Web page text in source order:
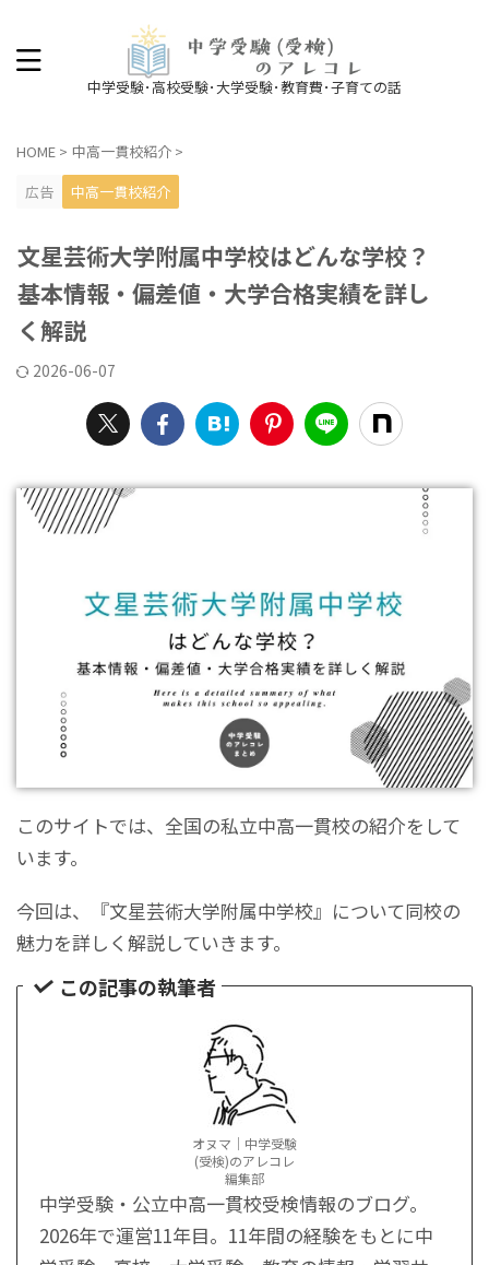
中学受験･高校受験･大学受験･教育費･子育ての話
HOME > 中高一貫校紹介 >
広告
中高一貫校紹介
文星芸術大学附属中学校はどんな学校？
基本情報・偏差値・大学合格実績を詳し
く解説
2026-06-07
このサイトでは、全国の私立中高一貫校の紹介をして
います。
今回は、『文星芸術大学附属中学校』について同校の
魅力を詳しく解説していきます。
この記事の執筆者
オヌマ｜中学受験
(受検)のアレコレ
編集部
中学受験・公立中高一貫校受検情報のブログ。
2026年で運営11年目。11年間の経験をもとに中